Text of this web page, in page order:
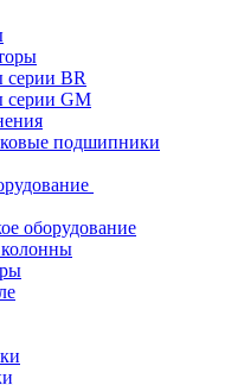
BR
серии GM
подшипники
оборудование